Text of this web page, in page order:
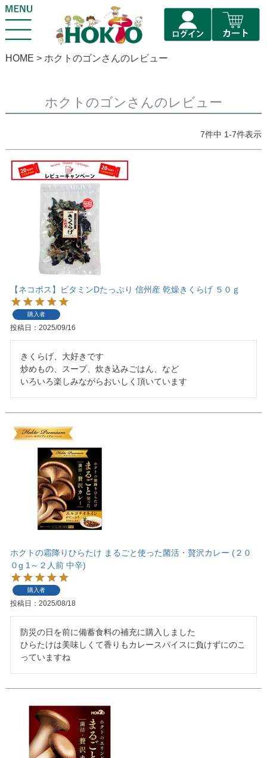
HOME ホクトのゴンさんのレビュー
ホクトのゴンさんのレビュー
7件中 1-7件表示
【ネコポス】ビタミンDたっぷり 信州産 乾燥きくらげ ５０ｇ
購入者
投稿日 2025/09/16
きくらげ、大好きです
炒めもの、スープ、炊き込みごはん、など
いろいろ楽しみながらおいしく頂いています
ホクトの霜降りひらたけ まるごと使った菌活・贅沢カレー (２０
０g 1～２人前 中辛)
購入者
投稿日 2025/08/18
防災の日を前に備蓄食料の補充に購入しました
ひらたけは美味しくて香りもカレースパイスに負けずにのこ
っていますね